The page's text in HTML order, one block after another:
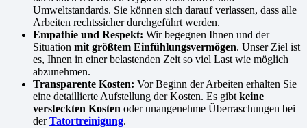
Umweltstandards. Sie können sich darauf verlassen, dass alle
Arbeiten rechtssicher durchgeführt werden.
Empathie und Respekt: Wir begegnen Ihnen und der
Situation mit größtem Einfühlungsvermögen. Unser Ziel ist
es, Ihnen in einer belastenden Zeit so viel Last wie möglich
abzunehmen.
Transparente Kosten: Vor Beginn der Arbeiten erhalten Sie
eine detaillierte Aufstellung der Kosten. Es gibt keine
versteckten Kosten oder unangenehme Überraschungen bei
derTatortreinigung.